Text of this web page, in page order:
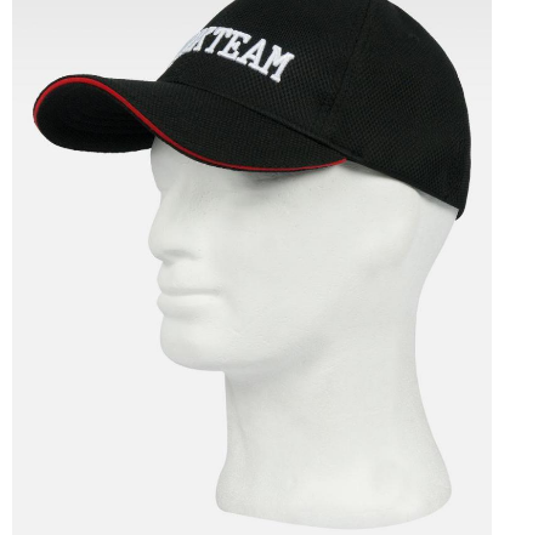
Tallas: M, L, XL, XXL